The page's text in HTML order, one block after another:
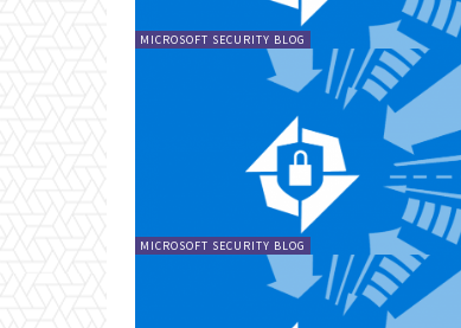
MICROSOFT SECURITY BLOG
MICROSOFT SECURITY BLOG